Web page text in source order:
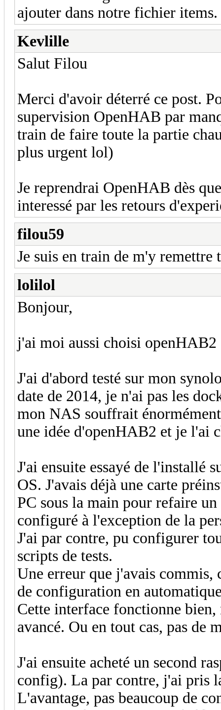
ajouter dans notre fichier items.
Kevlille
Salut Filou
Merci d'avoir déterré ce post.
supervision OpenHAB par
train de faire toute la partie
plus urgent lol)
Je reprendrai OpenHAB dès
interessé par les retours
filou59
Je suis en train de m'y remettre
lolilol
Bonjour,
j'ai moi aussi choisi openHAB2
J'ai d'abord testé sur mon
date de 2014, je n'ai pas les
mon NAS souffrait
une idée d'openHAB2 et je l'ai
J'ai ensuite essayé de l'installé
OS. J'avais déjà une carte
PC sous la main pour refaire
configuré à l'exception de la
J'ai par contre, pu configurer
scripts de tests.
Une erreur que j'avais
de configuration en
Cette interface fonctionne
avancé. Ou en tout cas, pas de
J'ai ensuite acheté un second
config). La par contre, j'ai pris
L'avantage, pas beaucoup de